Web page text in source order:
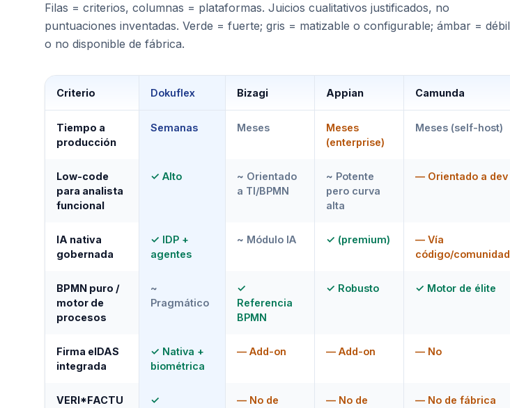
Filas = criterios, columnas = plataformas. Juicios cualitativos justificados, no
puntuaciones inventadas. Verde = fuerte; gris = matizable o configurable; ámbar = débil
o no disponible de fábrica.
Criterio Dokuflex Bizagi Appian Camunda
Tiempo a
producción
Semanas Meses
Meses
(enterprise)
Meses (self-host)
Low-code
para analista
funcional
✓ Alto
~ Orientado
a TI/BPMN
~ Potente
pero curva
alta
— Orientado a dev
IA nativa
gobernada
✓ IDP +
agentes
~ Módulo IA ✓ (premium)
— Vía
código/comunidad
BPMN puro /
motor de
procesos
~
Pragmático
✓
Referencia
BPMN
✓ Robusto ✓ Motor de élite
Firma eIDAS
integrada
✓ Nativa +
biométrica
— Add-on — Add-on — No
VERI*FACTU
✓
— No de
— No de
— No de fábrica